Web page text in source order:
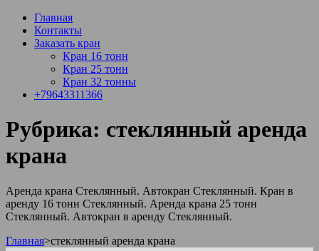
Главная
Контакты
Заказать кран
Кран 16 тонн
Кран 25 тонн
Кран 32 тонны
+79643311366
Рубрика: стеклянный аренда
крана
Аренда крана Стеклянный. Автокран Стеклянный. Кран в
аренду 16 тонн Стеклянный. Аренда крана 25 тонн
Стеклянный. Автокран в аренду Стеклянный.
Главная>стеклянный аренда крана